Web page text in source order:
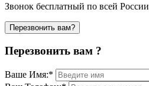
Звонок бесплатный по всей России
Перезвонить вам?
Перезвонить вам ?
Ваше Имя:*